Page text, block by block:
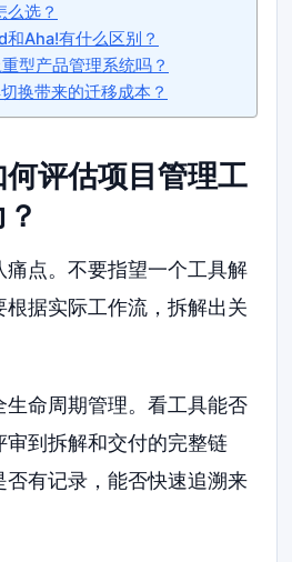
么选？
Aha!有什么区别？
型产品管理系统吗？
换带来的迁移成本？
评估项目管理工
痛点。不要指望一个工具解
据实际工作流，拆解出关
生命周期管理。看工具能否
到拆解和交付的完整链
否有记录，能否快速追溯来